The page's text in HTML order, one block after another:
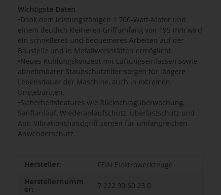
Wichtigste Daten
•Dank dem leistungsfähigen 1 700-Watt-Motor und
einem deutlich kleineren Griffumfang von 195 mm wird
ein schnelleres und bequemeres Arbeiten auf der
Baustelle und in Metallwerkstätten ermöglicht.
•Neues Kühlungskonzept mit Lüftungseinlässen sowie
abnehmbarer Staubschutzfilter sorgen für längere
Lebensdauer der Maschine, auch in extremen
Umgebungen.
•Sicherheitsfeatures wie Rückschlagüberwachung,
Sanftanlauf, Wiederanlaufschutz, Überlastschutz und
Anti-Vibrationshandgriff sorgen für umfangreichen
Anwenderschutz.
Produkteigenschaft
Wert
Hersteller: FEIN Elektrowerkzeuge
Herstellernumm
er:
7 222 90 60 23 0